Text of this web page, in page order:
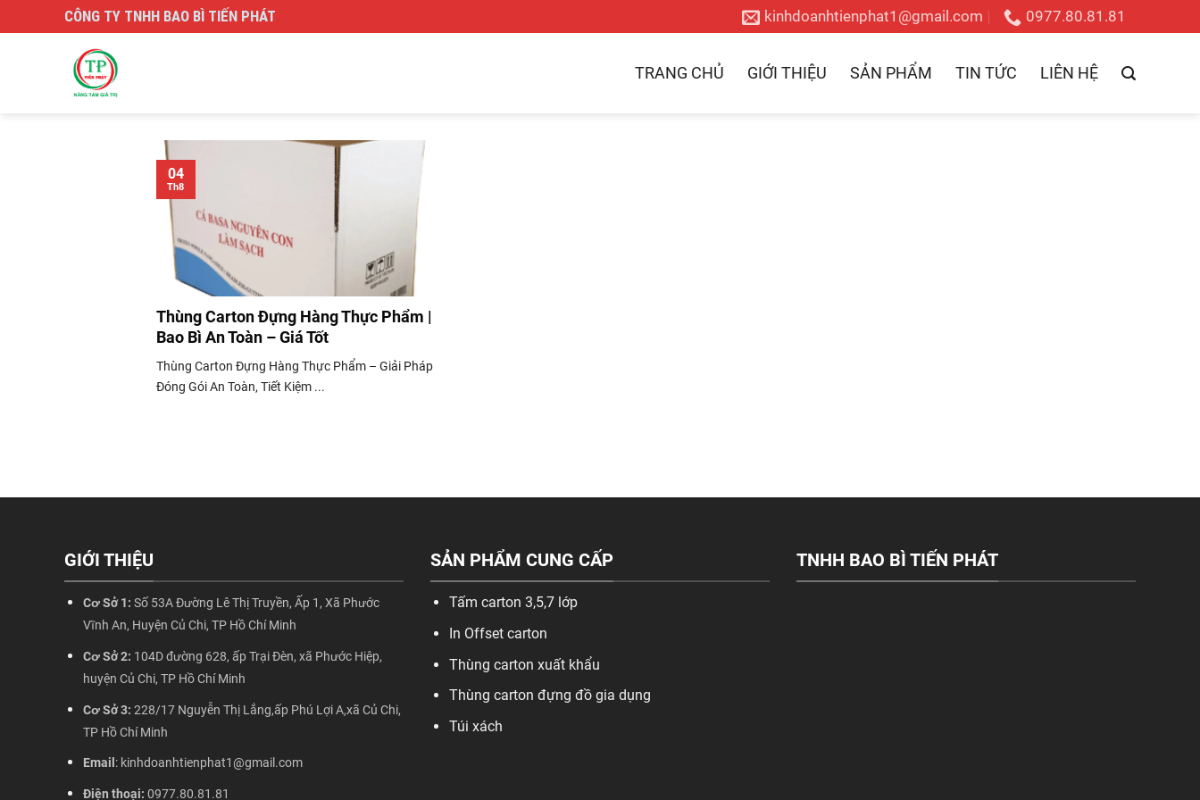
to
CÔNG TY TNHH BAO BÌ TIẾN PHÁT kinhdoanhtienphat1@gmail.com 0977.80.81.81
TRANG CHỦ GIỚI THIỆU SẢN PHẨM TIN TỨC LIÊN HỆ
Thùng Carton Đựng Hàng Thực Phẩm |
Bao Bì An Toàn – Giá Tốt
Thùng Carton Đựng Hàng Thực Phẩm – Giải Pháp
Đóng Gói An Toàn, Tiết Kiệm ...
04
Th8
GIỚI THIỆU
Cơ Sở 1: Số 53A Đường Lê Thị Truyền, Ấp 1, Xã Phước
Vĩnh An, Huyện Củ Chi, TP Hồ Chí Minh
Cơ Sở 2: 104D đường 628, ấp Trại Đèn, xã Phước Hiệp,
huyện Củ Chi, TP Hồ Chí Minh
Cơ Sở 3: 228/17 Nguyễn Thị Lắng,ấp Phú Lợi A,xã Củ Chi,
TP Hồ Chí Minh
Email : kinhdoanhtienphat1@gmail.com
Điện thoại: 0977.80.81.81
SẢN PHẨM CUNG CẤP
Tấm carton 3,5,7 lớp
In Offset carton
Thùng carton xuất khẩu
Thùng carton đựng đồ gia dụng
Túi xách
TNHH BAO BÌ TIẾN PHÁT